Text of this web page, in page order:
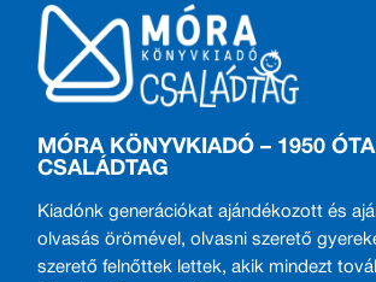
MÓRA KÖNYVKIADÓ – 1950 ÓTA
CSALÁDTAG
Kiadónk generációkat ajándékozott és
olvasás örömével, olvasni szerető
szerető felnőttek lettek, akik mindezt